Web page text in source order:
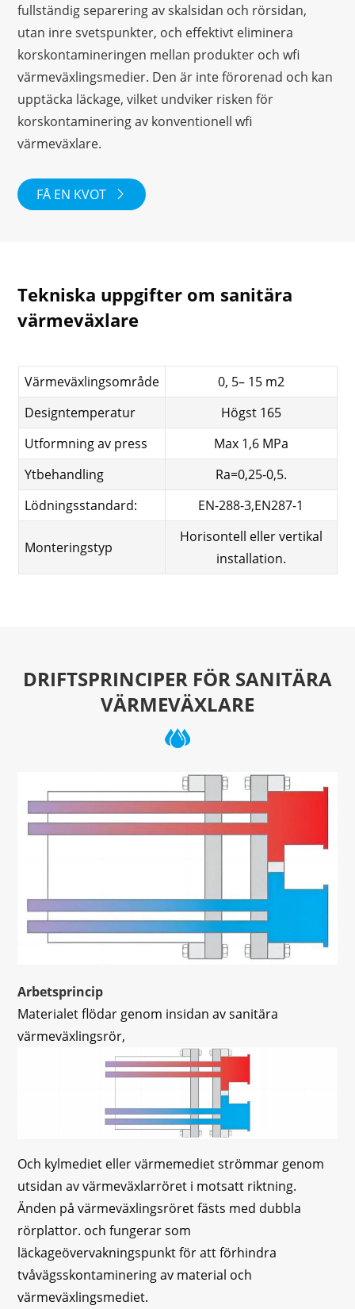
fullständig separering av skalsidan och rörsidan,
utan inre svetspunkter, och effektivt eliminera
korskontamineringen mellan produkter och wfi
värmeväxlingsmedier. Den är inte förorenad och kan
upptäcka läckage, vilket undviker risken för
korskontaminering av konventionell wfi
värmeväxlare.
FÅ EN KVOT 
Tekniska uppgifter om sanitära
värmeväxlare
Värmeväxlingsområde
0, 5– 15 m2
Designtemperatur
Högst 165
Utformning av press
Max 1,6 MPa
Ytbehandling
Ra=0,25-0,5.
Lödningsstandard:
EN-288-3,EN287-1
Monteringstyp
Horisontell eller vertikal
installation.
DRIFTSPRINCIPER FÖR SANITÄRA
VÄRMEVÄXLARE
Arbetsprincip
Materialet flödar genom insidan av sanitära
värmeväxlingsrör,
Och kylmediet eller värmemediet strömmar genom
utsidan av värmeväxlarröret i motsatt riktning.
Änden på värmeväxlingsröret fästs med dubbla
rörplattor. och fungerar som
läckageövervakningspunkt för att förhindra
tvåvägsskontaminering av material och
värmeväxlingsmediet.